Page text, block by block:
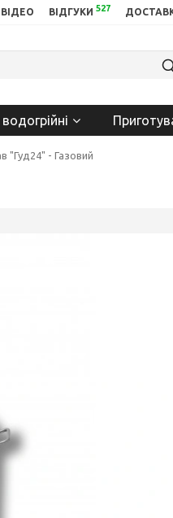
ВІДЕО ВІДГУКИ 527
"Гуд24" - Газовий